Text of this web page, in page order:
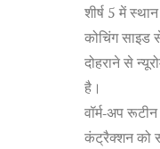
शीर्ष 5 में
कोचिंग साइड
दोहराने से
है।
वॉर्म‑अप
कंट्रैक्शन को